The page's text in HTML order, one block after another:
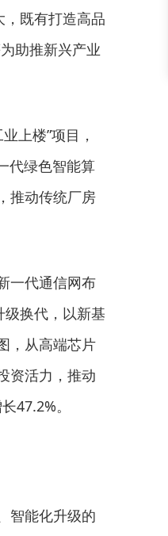
既有打造高品
助推新兴产业
上楼”项目，
代绿色智能算
推动传统厂房
一代通信网布
级换代，以新基
，从高端芯片
资活力，推动
47.2%。
智能化升级的